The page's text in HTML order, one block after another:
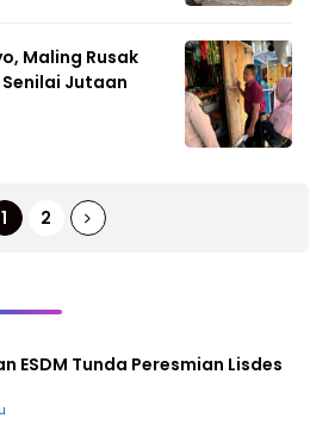
Maling Rusak
Senilai Jutaan
1 2
ESDM Tunda Peresmian Lisdes